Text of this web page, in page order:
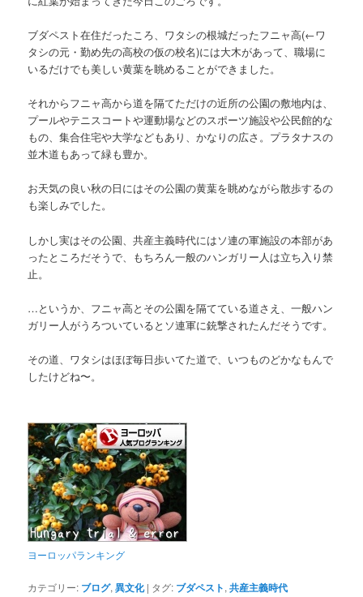
ブダペスト在住だったころ、ワタシの根城だったフニャ高(←ワ
タシの元・勤め先の高校の仮の校名)には大木があって、職場に
いるだけでも美しい黄葉を眺めることができました。
それからフニャ高から道を隔てただけの近所の公園の敷地内は、
プールやテニスコートや運動場などのスポーツ施設や公民館的な
もの、集合住宅や大学などもあり、かなりの広さ。プラタナスの
並木道もあって緑も豊か。
お天気の良い秋の日にはその公園の黄葉を眺めながら散歩するの
も楽しみでした。
しかし実はその公園、共産主義時代にはソ連の軍施設の本部があ
ったところだそうで、もちろん一般のハンガリー人は立ち入り禁
止。
…というか、フニャ高とその公園を隔てている道さえ、一般ハン
ガリー人がうろついているとソ連軍に銃撃されたんだそうです。
その道、ワタシはほぼ毎日歩いてた道で、いつものどかなもんで
したけどね〜。
ヨーロッパランキング
カテゴリー: ブログ,異文化 | タグ: ブダペスト,共産主義時代